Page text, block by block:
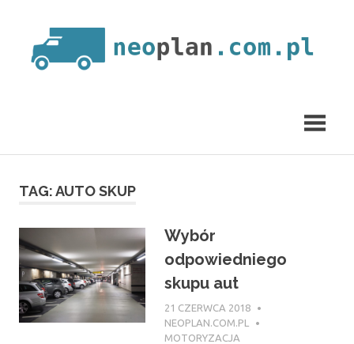
content
TAG:AUTO SKUP
Wybór
odpowiedniego
skupu aut
21 CZERWCA 2018
NEOPLAN.COM.PL
MOTORYZACJA